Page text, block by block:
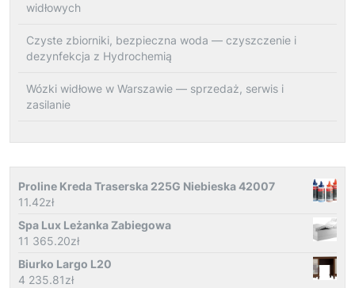
widłowych
Czyste zbiorniki, bezpieczna woda — czyszczenie i
dezynfekcja z Hydrochemią
Wózki widłowe w Warszawie — sprzedaż, serwis i
zasilanie
Proline Kreda Traserska 225G Niebieska 42007
11.42zł
Spa Lux Leżanka Zabiegowa
11 365.20zł
Biurko Largo L20
4 235.81zł